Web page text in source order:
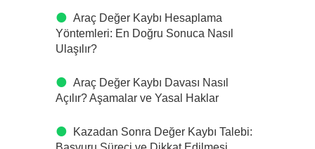
Araç Değer Kaybı Hesaplama
Yöntemleri: En Doğru Sonuca Nasıl
Ulaşılır?
Araç Değer Kaybı Davası Nasıl
Açılır? Aşamalar ve Yasal Haklar
Kazadan Sonra Değer Kaybı Talebi: